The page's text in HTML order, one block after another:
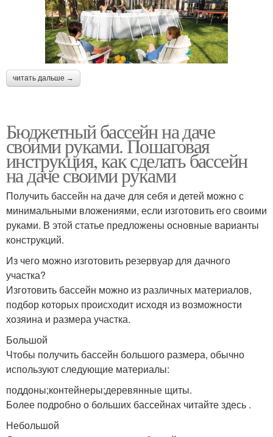
читать дальше →
Бюджетный бассейн на даче
своими руками. Пошаговая
инструкция, как сделать бассейн
на даче своими руками
Получить бассейн на даче для себя и детей можно с
минимальными вложениями, если изготовить его своими
руками. В этой статье предложены основные варианты
конструкций.
Из чего можно изготовить резервуар для дачного
участка?
Изготовить бассейн можно из различных материалов,
подбор которых происходит исходя из возможности
хозяина и размера участка.
Большой
Чтобы получить бассейн большого размера, обычно
используют следующие материалы:
поддоны;контейнеры;деревянные щиты.
Более подробно о больших бассейнах читайте здесь .
Небольшой